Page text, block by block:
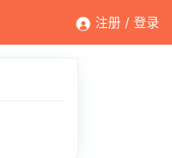
注册 / 登录